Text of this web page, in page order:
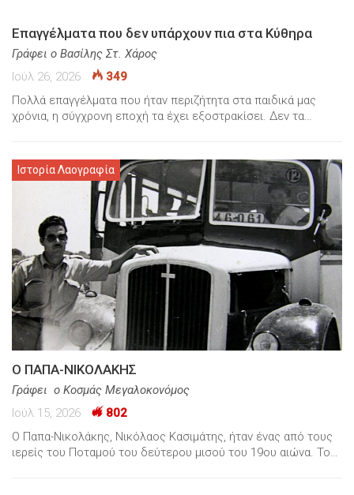
Επαγγέλματα που δεν υπάρχουν πια στα Κύθηρα
Γράφει ο Βασίλης Στ. Χάρος
Ιούλ 26, 2026
349
Πολλά επαγγέλματα που ήταν περιζήτητα στα παιδικά μας
χρόνια, η σύγχρονη εποχή τα έχει εξοστρακίσει. Δεν τα…
Ιστορία Λαογραφία
Ο ΠΑΠΑ-ΝΙΚΟΛΑΚΗΣ
Γράφει ο Κοσμάς Μεγαλοκονόμος
Ιούλ 15, 2026
802
Ο Παπα-Νικολάκης, Νικόλαος Κασιμάτης, ήταν ένας από τους
ιερείς του Ποταμού του δεύτερου μισού του 19ου αιώνα. Το…